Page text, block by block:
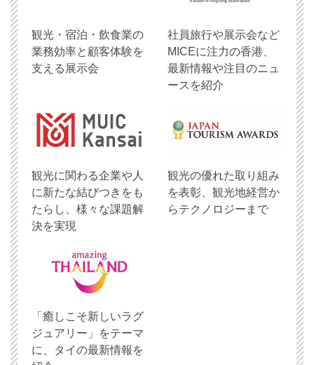
観光・宿泊・飲食業の
業務効率と顧客体験を
支える展示会
社員旅行や展示会など
MICEに注力の香港、
最新情報や注目のニュ
ースを紹介
観光に関わる企業や人
に新たな結びつきをも
たらし、様々な課題解
決を実現
観光の優れた取り組み
を表彰、観光地経営か
らテクノロジーまで
「癒しこそ新しいラグ
ジュアリー」をテーマ
に、タイの最新情報を